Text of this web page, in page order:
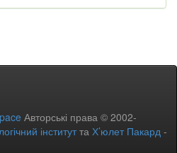
Авторські права © 2002-
інститутта Х’юлет Пакард -